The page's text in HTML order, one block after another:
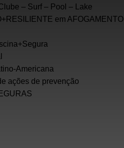
– Surf – Pool – Lake
em AFOGAMENTO
Americana
ações de prevenção